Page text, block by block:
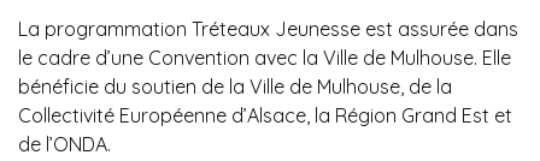
La programmation Tréteaux Jeunesse est assurée dans
le cadre d’une Convention avec la Ville de Mulhouse. Elle
bénéficie du soutien de la Ville de Mulhouse, de la
Collectivité Européenne d’Alsace, la Région Grand Est et
de l’ONDA.